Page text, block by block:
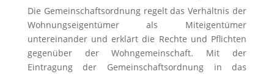
Die Gemeinschaftsordnung regelt das Verhältnis der
Wohnungseigentümer als Miteigentümer
untereinander und erklärt die Rechte und Pflichten
gegenüber der Wohngemeinschaft. Mit der
Eintragung der Gemeinschaftsordnung in das